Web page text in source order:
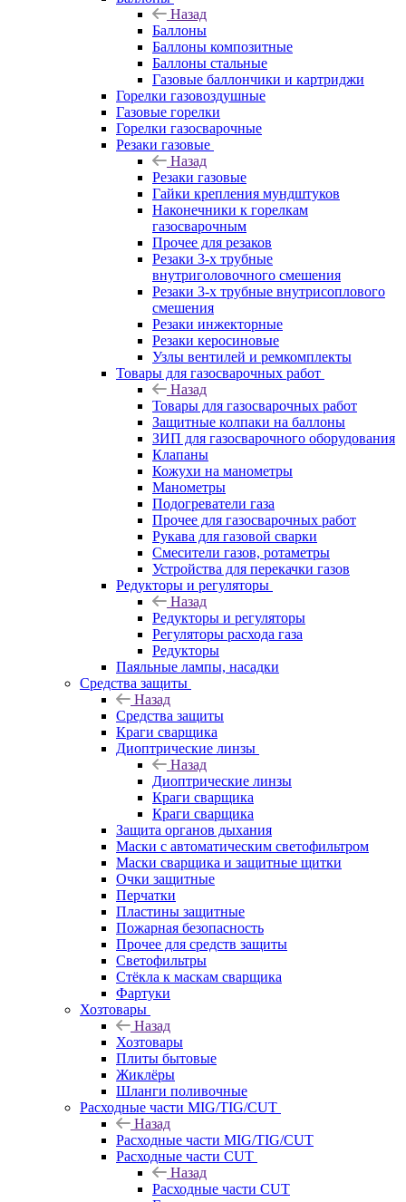
Назад
Баллоны
Баллоны композитные
Баллоны стальные
Газовые баллончики и картриджи
Горелки газовоздушные
Газовые горелки
Горелки газосварочные
Резаки газовые
Назад
Резаки газовые
Гайки крепления мундштуков
Наконечники к горелкам
газосварочным
Прочее для резаков
Резаки 3-х трубные
внутриголовочного смешения
Резаки 3-х трубные внутрисоплового
смешения
Резаки инжекторные
Резаки керосиновые
Узлы вентилей и ремкомплекты
Товары для газосварочных работ
Назад
Товары для газосварочных работ
Защитные колпаки на баллоны
ЗИП для газосварочного оборудования
Клапаны
Кожухи на манометры
Манометры
Подогреватели газа
Прочее для газосварочных работ
Рукава для газовой сварки
Смесители газов, ротаметры
Устройства для перекачки газов
Редукторы и регуляторы
Назад
Редукторы и регуляторы
Регуляторы расхода газа
Редукторы
Паяльные лампы, насадки
Средства защиты
Назад
Средства защиты
Краги сварщика
Диоптрические линзы
Назад
Диоптрические линзы
Краги сварщика
Краги сварщика
Защита органов дыхания
Маски с автоматическим светофильтром
Маски сварщика и защитные щитки
Очки защитные
Перчатки
Пластины защитные
Пожарная безопасность
Прочее для средств защиты
Светофильтры
Стёкла к маскам сварщика
Фартуки
Хозтовары
Назад
Хозтовары
Плиты бытовые
Жиклёры
Шланги поливочные
Расходные части MIG/TIG/CUT
Назад
Расходные части MIG/TIG/CUT
Расходные части CUT
Назад
Расходные части CUT